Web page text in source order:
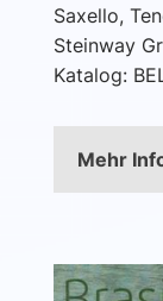
Saxello,
Steinway
Katalog:
Mehr